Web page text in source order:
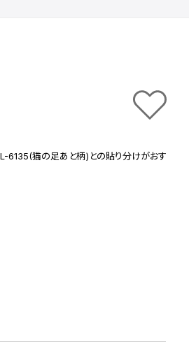
6135(猫の足あと柄)との貼り分けがおす